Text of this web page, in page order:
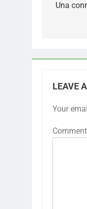
Una
LEAVE
Your
Comment